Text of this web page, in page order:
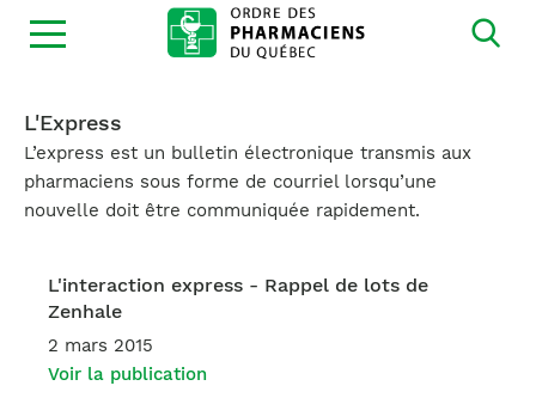
Ouvrir
la
L'Express
L’express est un bulletin électronique transmis aux
pharmaciens sous forme de courriel lorsqu’une
nouvelle doit être communiquée rapidement.
L'interaction express - Rappel de lots de
Zenhale
2 mars 2015
Voir la publication